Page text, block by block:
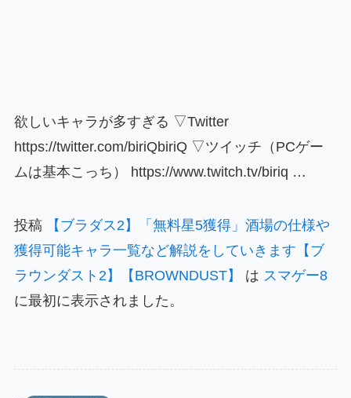
欲しいキャラが多すぎる ▽Twitter
https://twitter.com/biriQbiriQ ▽ツイッチ（PCゲー
ムは基本こっち） https://www.twitch.tv/biriq …
投稿
【ブラダス2】「無料星5獲得」酒場の仕様や
獲得可能キャラ一覧など解説をしていきます【ブ
ラウンダスト2】【BROWNDUST】
は スマゲー8
に最初に表示されました。